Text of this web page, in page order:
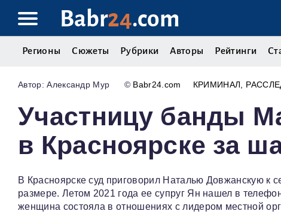
Babr24.com
Регионы Сюжеты Рубрики Авторы Рейтинги
Александр Мур © Babr24.com КРИМИНАЛ
Участницу банды
в Красноярске за
В Красноярске суд приговорил Наталью Довжанскую к
размере. Летом 2021 года ее супруг Ян нашел в
женщина состояла в отношениях с лидером местной